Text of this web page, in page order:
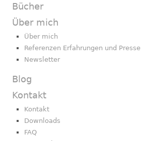
Bücher
Über mich
Über mich
Referenzen Erfahrungen und Presse
Newsletter
Blog
Kontakt
Kontakt
Downloads
FAQ